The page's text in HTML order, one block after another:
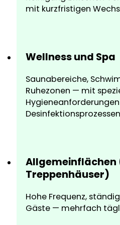
mit kurzfristigen
Wellness und Spa
Saunabereiche,
Ruhezonen — mit
Allgemeinflächen
Treppenhäuser)
Hohe Frequenz,
Gäste — mehrfach